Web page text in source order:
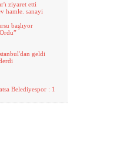
ziyaret etti
hamle. sanayi
başlıyor
geldi
Belediyespor : 1